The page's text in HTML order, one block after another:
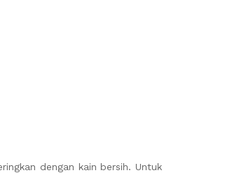
dengan kain bersih. Untuk